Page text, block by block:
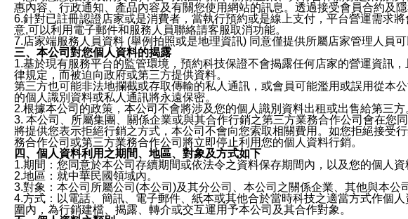
惠內容、行政通知、產品內容及有關您使用網站的訊息。透過接受會員合約及
6.針對已註冊認證店家或是消費者，當執行預約或是線上支付，平台營運需求
意,可以利用電子郵件和服務人員聯絡請客服取消功能。
7.店家端服務人員資料 (舉例拍照或是地理資訊) 同意僅提供所屬店家管理人員
三、本公司對您個人資料的揭露
1.基於現有服務平台的監管環境，預約科技保證不會揭露任何店家的營運資訊
律規定，而被迫向政府或第三方提供資料。
第三方也可能非法地攔截或存取傳輸的私人通訊，或會員可能濫用或誤用從本
的個人識別資料或私人通訊將永遠保密。
2.根據本公司的政策，本公司不會將涉及您的個人識別資料出租或出售給第三方
3. 本公司、所屬集團、關係企業或與其合作行銷之第三方業務合作公司會在您
將提供您表示拒絕行銷之方式，本公司不會向您索取相關費用。如您拒絕接受
務合作公司或第三方業務合作公司將立即停止利用您的個人資料行銷。
四、個人資料利用之期間、地區、對象及方式如下
1.期間：您同意於本公司存續期間或依法令之資料保存期間內，以及您的個人
2.地區：就中華民國領域內。
3.對象：本公司所屬公司(本公司)及其分公司、本公司之關係企業、其他與本公
4.方式：以電話、簡訊、電子郵件、紙本或其他合於當時科技之適當方式作個
圍內，為行銷建檔、揭露、轉介或交互運用予本公司及其合作對象。